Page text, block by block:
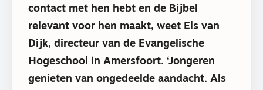
contact met hen hebt en de Bijbel
relevant voor hen maakt, weet Els van
Dijk, directeur van de Evangelische
Hogeschool in Amersfoort. ‘Jongeren
genieten van ongedeelde aandacht. Als